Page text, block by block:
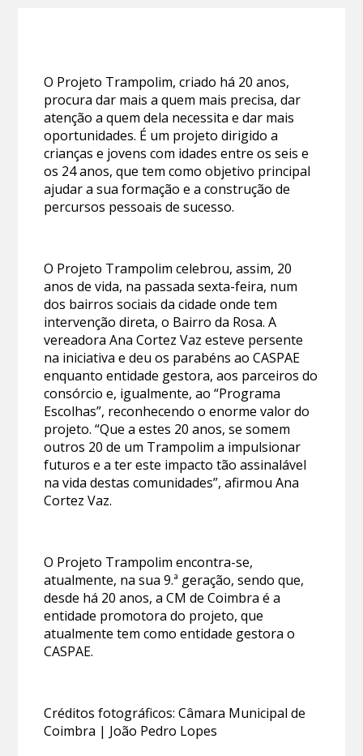
O Projeto Trampolim, criado há 20 anos,
procura dar mais a quem mais precisa, dar
atenção a quem dela necessita e dar mais
oportunidades. É um projeto dirigido a
crianças e jovens com idades entre os seis e
os 24 anos, que tem como objetivo principal
ajudar a sua formação e a construção de
percursos pessoais de sucesso.
O Projeto Trampolim celebrou, assim, 20
anos de vida, na passada sexta-feira, num
dos bairros sociais da cidade onde tem
intervenção direta, o Bairro da Rosa. A
vereadora Ana Cortez Vaz esteve persente
na iniciativa e deu os parabéns ao CASPAE
enquanto entidade gestora, aos parceiros do
consórcio e, igualmente, ao “Programa
Escolhas”, reconhecendo o enorme valor do
projeto. “Que a estes 20 anos, se somem
outros 20 de um Trampolim a impulsionar
futuros e a ter este impacto tão assinalável
na vida destas comunidades”, afirmou Ana
Cortez Vaz.
O Projeto Trampolim encontra-se,
atualmente, na sua 9.ª geração, sendo que,
desde há 20 anos, a CM de Coimbra é a
entidade promotora do projeto, que
atualmente tem como entidade gestora o
CASPAE.
Créditos fotográficos: Câmara Municipal de
Coimbra | João Pedro Lopes